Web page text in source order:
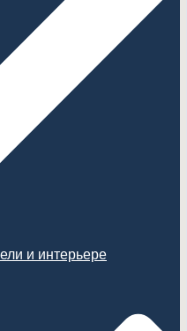
и интерьере